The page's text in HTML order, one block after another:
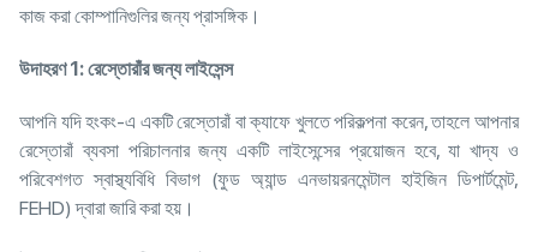
কাজ করা কোম্পানিগুলির জন্য প্রাসঙ্গিক।
উদাহরণ1:রেস্তোরাঁর জন্য লাইসেন্স
আপনি যদি হংকং-এ একটি রেস্তোরাঁ বা ক্যাফে খুলতে পরিকল্পনা করেন, তাহলে আপনার
রেস্তোরাঁ ব্যবসা পরিচালনার জন্য একটি লাইসেন্সের প্রয়োজন হবে, যা খাদ্য ও
পরিবেশগত স্বাস্থ্যবিধি বিভাগ (ফুড অ্যান্ড এনভায়রনমেন্টাল হাইজিন ডিপার্টমেন্ট,
FEHD) দ্বারা জারি করা হয়।